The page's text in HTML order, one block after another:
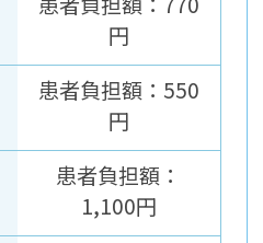
円
患者負担額：550
円
患者負担額：
1,100円